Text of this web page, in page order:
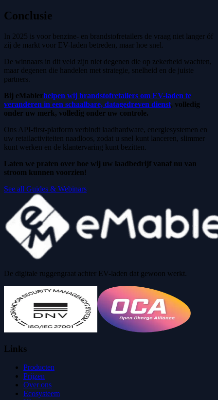
Conclusie
In 2025 is voor benzine- en brandstofretailers de vraag niet langer óf
zij de markt voor EV-laden betreden, maar hoe snel.
De winnaars in dit veld zijn niet degenen die op zekerheid wachten,
maar degenen die handelen met strategie, snelheid en de juiste
partners.
Bij eMablerhelpen wij brandstofretailers om EV-laden te
veranderen in een schaalbare, datagedreven dienst, volledig
onder uw merk, volledig onder uw controle.
Ons API-first-platform verbindt laadhardware, energiesystemen en
uw retailactiviteiten naadloos, zodat u snel kunt lanceren, slimmer
kunt werken en de klantervaring kunt bezitten.
Laten we praten over hoe wij uw laadbedrijf vanaf nu van
stroom kunnen voorzien!
See all Guides & Webinars
De digitale ruggengraat achter EV-laden dat gewoon werkt.
Links
Producten
Prijzen
Over ons
Ecosysteem